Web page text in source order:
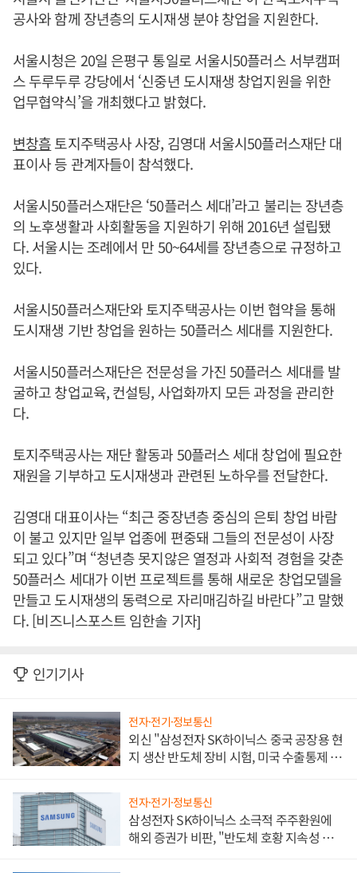
공사와 함께 장년층의 도시재생 분야 창업을 지원한다.
서울시청은 20일 은평구 통일로 서울시50플러스 서부캠퍼
스 두루두루 강당에서 ‘신중년 도시재생 창업지원을 위한
업무협약식’을 개최했다고 밝혔다.
변창흠토지주택공사 사장, 김영대 서울시50플러스재단 대
표이사 등 관계자들이 참석했다.
서울시50플러스재단은 ‘50플러스 세대’라고 불리는 장년층
의 노후생활과 사회활동을 지원하기 위해 2016년 설립됐
다. 서울시는 조례에서 만 50~64세를 장년층으로 규정하고
있다.
서울시50플러스재단와 토지주택공사는 이번 협약을 통해
도시재생 기반 창업을 원하는 50플러스 세대를 지원한다.
서울시50플러스재단은 전문성을 가진 50플러스 세대를 발
굴하고 창업교육, 컨설팅, 사업화까지 모든 과정을 관리한
다.
토지주택공사는 재단 활동과 50플러스 세대 창업에 필요한
재원을 기부하고 도시재생과 관련된 노하우를 전달한다.
김영대 대표이사는 “최근 중장년층 중심의 은퇴 창업 바람
이 불고 있지만 일부 업종에 편중돼 그들의 전문성이 사장
되고 있다”며 “청년층 못지않은 열정과 사회적 경험을 갖춘
50플러스 세대가 이번 프로젝트를 통해 새로운 창업모델을
만들고 도시재생의 동력으로 자리매김하길 바란다”고 말했
다. [비즈니스포스트 임한솔 기자]
인기기사
전자·전기·정보통신
외신 "삼성전자 SK하이닉스 중국 공장용 현
지 생산 반도체 장비 시험, 미국 수출통제 대
전자·전기·정보통신
삼성전자 SK하이닉스 소극적 주주환원에
해외 증권가 비판, "반도체 호황 지속성 의